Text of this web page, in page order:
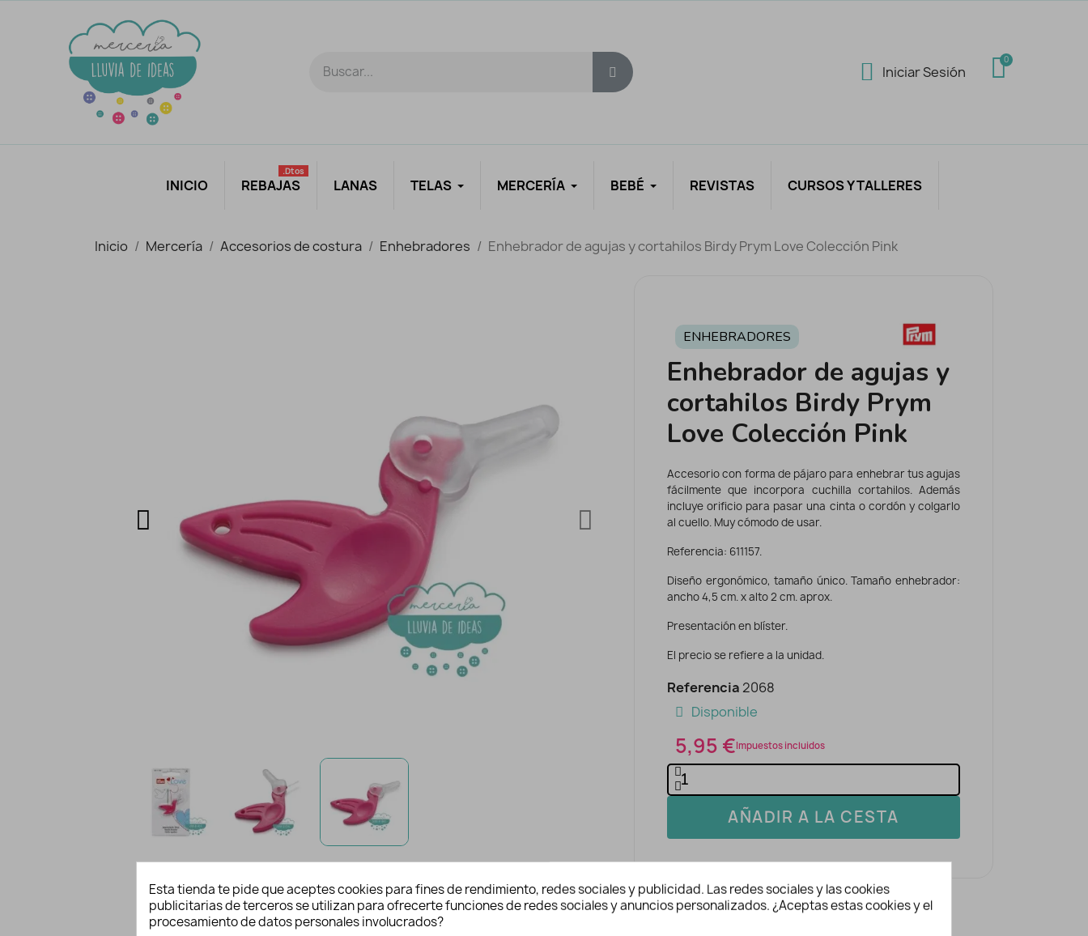
Iniciar Sesión
INICIO REBAJAS
.dtos
LANAS TELAS MERCERÍA BEBÉ REVISTAS CURSOS Y TALLERES
Inicio Mercería Accesorios de costura Enhebradores Enhebrador de agujas y cortahilos Birdy Prym Love Colección Pink
ENHEBRADORES
Enhebrador de agujas y
cortahilos Birdy Prym
Love Colección Pink
Accesorio con forma de pájaro para enhebrar tus agujas
fácilmente que incorpora cuchilla cortahilos. Además
incluye orificio para pasar una cinta o cordón y colgarlo
al cuello. Muy cómodo de usar.
Referencia: 611157.
Diseño ergonómico, tamaño único. Tamaño enhebrador:
ancho 4,5 cm. x alto 2 cm. aprox.
Presentación en blíster.
El precio se refiere a la unidad.
Referencia 2068
Disponible
5,95 €Impuestos incluidos
AÑADIR A LA CESTA
Esta tienda te pide que aceptes cookies para fines de rendimiento, redes sociales y publicidad. Las redes sociales y las cookies
publicitarias de terceros se utilizan para ofrecerte funciones de redes sociales y anuncios personalizados. ¿Aceptas estas cookies y el
procesamiento de datos personales involucrados?